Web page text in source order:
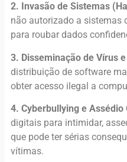
2. Invasão de Sistemas
não autorizado a sistemas
para roubar dados
3. Disseminação de Vírus
distribuição de software
obter acesso ilegal a
4. Cyberbullying e Assédio
digitais para intimidar,
que pode ter sérias
vítimas.